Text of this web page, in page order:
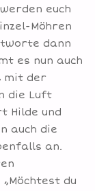
euch
Möhren
dann
es nun auch
mit der
die Luft
Hilde und
auch die
an.
du